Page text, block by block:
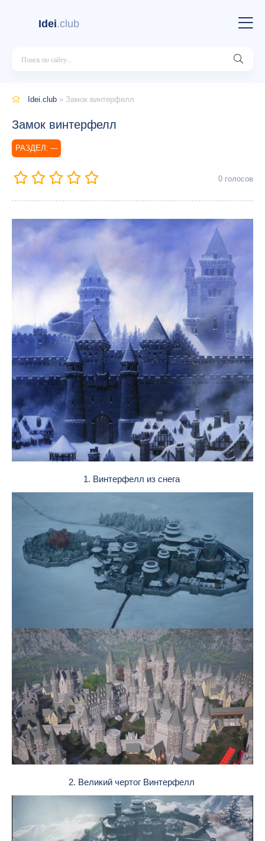
Idei.club
Idei.club » Замок винтерфелл
Замок винтерфелл
---
0 голосов
1. Винтерфелл из снега
2. Великий чертог Винтерфелл